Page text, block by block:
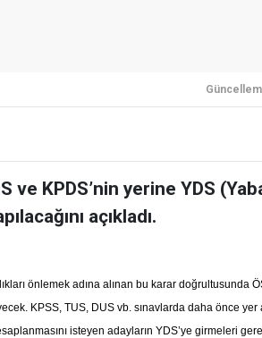
ve KPDS’nin yerine YDS
açıkladı.
önlemek adına alınan bu karar doğrultusunda
KPSS, TUS, DUS vb. sınavlarda daha önce
isteyen adayların YDS’ye girmeleri